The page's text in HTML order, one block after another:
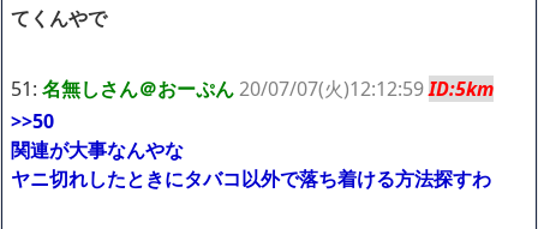
てくんやで
51: 名無しさん＠おーぷん20/07/07(火)12:12:59ID:5km
>>50
関連が大事なんやな
ヤニ切れしたときにタバコ以外で落ち着ける方法探すわ